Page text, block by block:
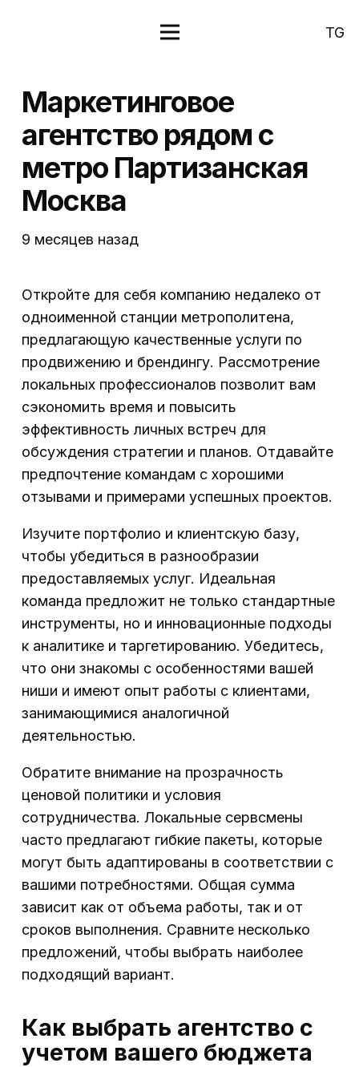
TG
Маркетинговое
агентство рядом с
метро Партизанская
Москва
9 месяцев назад
Откройте для себя компанию недалеко от
одноименной станции метрополитена,
предлагающую качественные услуги по
продвижению и брендингу. Рассмотрение
локальных профессионалов позволит вам
сэкономить время и повысить
эффективность личных встреч для
обсуждения стратегии и планов. Отдавайте
предпочтение командам с хорошими
отзывами и примерами успешных проектов.
Изучите портфолио и клиентскую базу,
чтобы убедиться в разнообразии
предоставляемых услуг. Идеальная
команда предложит не только стандартные
инструменты, но и инновационные подходы
к аналитике и таргетированию. Убедитесь,
что они знакомы с особенностями вашей
ниши и имеют опыт работы с клиентами,
занимающимися аналогичной
деятельностью.
Обратите внимание на прозрачность
ценовой политики и условия
сотрудничества. Локальные сервсмены
часто предлагают гибкие пакеты, которые
могут быть адаптированы в соответствии с
вашими потребностями. Общая сумма
зависит как от объема работы, так и от
сроков выполнения. Сравните несколько
предложений, чтобы выбрать наиболее
подходящий вариант.
Как выбрать агентство с
учетом вашего бюджета